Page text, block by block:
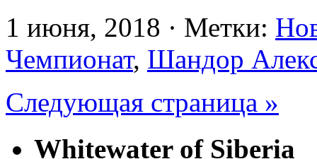
1 июня, 2018 · Метки:
Чемпионат, Шандор
Следующая страница »
Whitewater of Siberia